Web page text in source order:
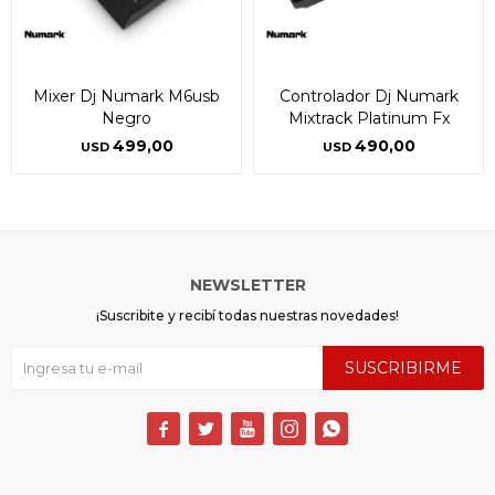
Mixer Dj Numark M6usb
Negro
USD 499,00
Controlador Dj Numark
Mixtrack Platinum Fx
USD 490,00
NEWSLETTER
¡Suscribite y recibí todas nuestras novedades!
SUSCRIBIRME
    
Año
Continuar
* sujeto a aprobación crediticia. El monto disponible
puede variar por comercio
Año
Continuar
* sujeto a aprobación crediticia. El monto disponible
puede variar por comercio